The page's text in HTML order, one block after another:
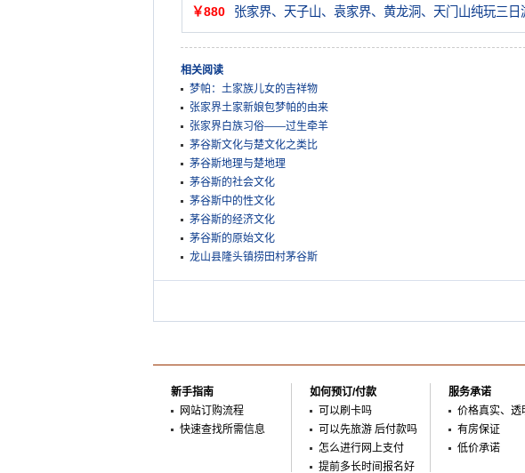
￥880
张家界、天子山、袁家界、黄龙洞、天门山纯玩三日
相关阅读
梦帕：土家族儿女的吉祥物
张家界土家新娘包梦帕的由来
张家界白族习俗——过生牵羊
茅谷斯文化与楚文化之类比
茅谷斯地理与楚地理
茅谷斯的社会文化
茅谷斯中的性文化
茅谷斯的经济文化
茅谷斯的原始文化
龙山县隆头镇捞田村茅谷斯
新手指南
网站订购流程
快速查找所需信息
如何预订/付款
可以刷卡吗
可以先旅游 后付款吗
怎么进行网上支付
提前多长时间报名好
服务承诺
价格真实、透
有房保证
低价承诺